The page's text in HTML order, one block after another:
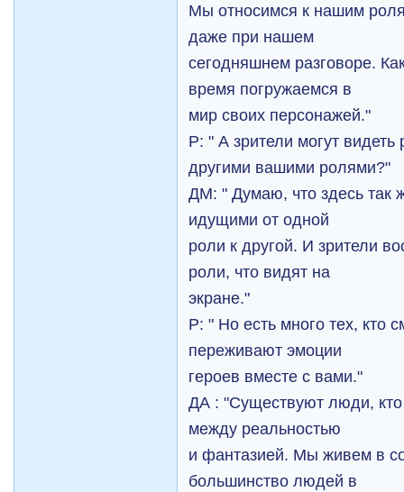
Мы относимся к нашим
даже при нашем
сегодняшнем разговоре.
время погружаемся в
мир своих персонажей."
Р: " А зрители могут
другими вашими ролями?"
ДМ: " Думаю, что здесь так
идущими от одной
роли к другой. И зрители
роли, что видят на
экране."
Р: " Но есть много тех, кто
переживают эмоции
героев вместе с вами."
ДА : "Существуют люди, кто
между реальностью
и фантазией. Мы живем в
большинство людей в